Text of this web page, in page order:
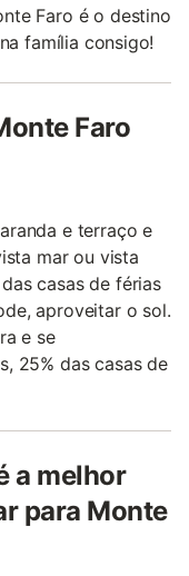
Faro é o destino
família consigo!
Faro
e terraço e
mar ou vista
casas de férias
aproveitar o sol.
e se
25% das casas de
a melhor
para Monte